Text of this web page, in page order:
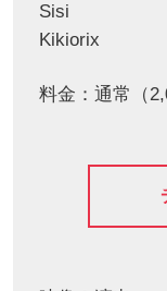
Sisi
Kikiorix
料金：通常（